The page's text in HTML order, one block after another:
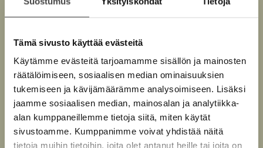
Tämä sivusto käyttää evästeitä
Käytämme evästeitä tarjoamamme sisällön ja mainosten
räätälöimiseen, sosiaalisen median ominaisuuksien
tukemiseen ja kävijämäärämme analysoimiseen. Lisäksi
jaamme sosiaalisen median, mainosalan ja analytiikka-
alan kumppaneillemme tietoja siitä, miten käytät
sivustoamme. Kumppanimme voivat yhdistää näitä
tietoja muihin tietoihin, joita olet antanut heille tai joita on
Teokset